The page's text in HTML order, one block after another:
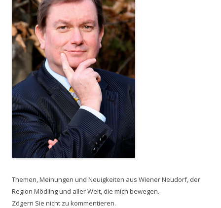
Themen, Meinungen und Neuigkeiten aus Wiener Neudorf, der
Region Mödling und aller Welt, die mich bewegen.
Zögern Sie nicht zu kommentieren.